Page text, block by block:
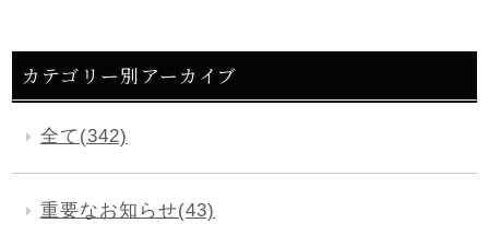
カテゴリー別アーカイブ
全て(342)
重要なお知らせ(43)